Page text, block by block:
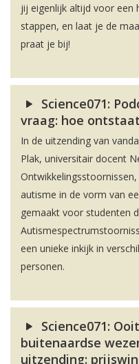
jij eigenlijk altijd voor een
stappen, en laat je de
praat je bij!
Science071:
vraag: hoe
In de uitzending van
Plak, universitair docent
autisme in de vorm van
gemaakt voor studenten
een unieke inkijk in
personen.
Science071:
buitenaardse
uitzending: